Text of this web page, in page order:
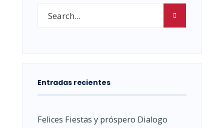
Entradas recientes
Felices Fiestas y próspero Dialogo